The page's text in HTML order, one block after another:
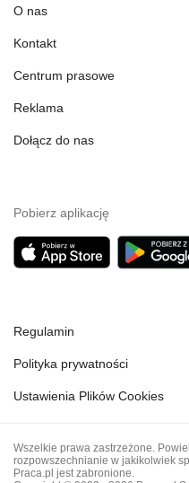
O nas
Kontakt
Centrum prasowe
Reklama
Dołącz do nas
Pobierz aplikację
Regulamin
Polityka prywatności
Ustawienia Plików Cookies
Wszelkie prawa zastrzeżone.
rozpowszechnianie w jakikolwiek
Praca.pl jest zabronione.